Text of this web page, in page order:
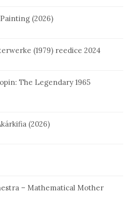
(2026)
(1979) reedice 2024
The Legendary 1965
(2026)
– Mathematical Mother